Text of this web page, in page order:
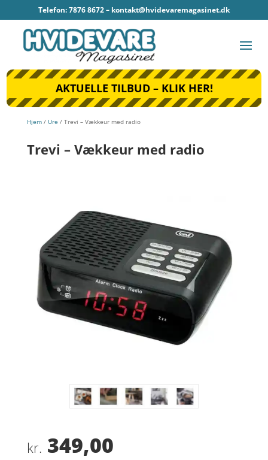
Telefon: 7876 8672 – kontakt@hvidevaremagasinet.dk
AKTUELLE TILBUD – KLIK HER!
Hjem/ Ure / Trevi – Vækkeur med radio
Trevi – Vækkeur med radio
kr. 349,00